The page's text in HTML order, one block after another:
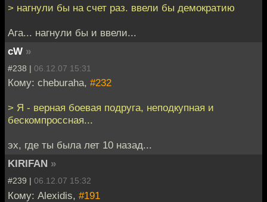
> нагнули бы на счет раз. ввели бы демократию
Ага... нагнули бы и ввели...
cW »
#238 | 06.12.07 15:31
Кому: cheburaha, #232
> Я - верная боевая подруга, неподкупная и
бескомпроссная...
эх, где ты была лет 10 назад...
KIRIFAN »
#239 | 06.12.07 15:32
Кому: Alexidis, #191